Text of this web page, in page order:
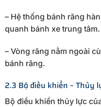
– Hệ thống bánh răng
quanh bánh xe trung tâm.
– Vòng răng nằm ngoài
bánh răng.
2.3 Bộ điều khiển – Thủy
Bộ điều khiển thủy lực